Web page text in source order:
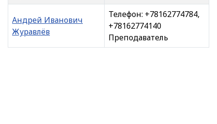
Андрей Иванович
Журавлёв
Телефон: +78162774784,
+78162774140
Преподаватель